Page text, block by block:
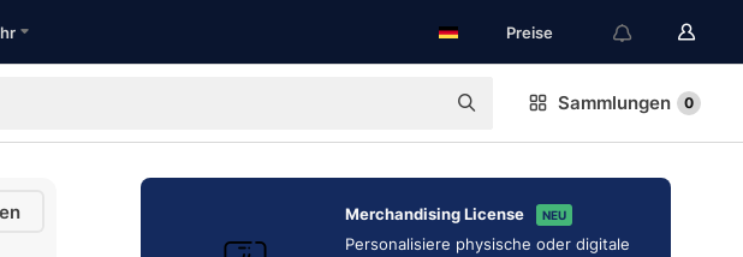
Preise
Sammlungen 0
Merchandising License NEU
Personalisiere physische oder digitale